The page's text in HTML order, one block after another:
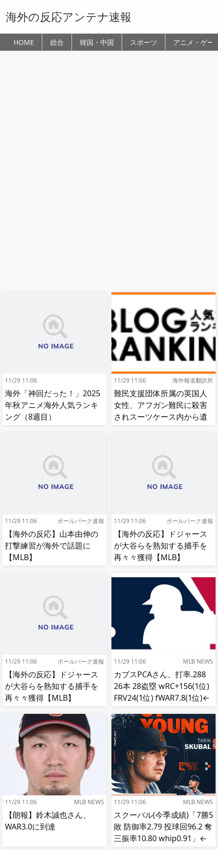
海外の反応アンテナ速報
HOME 総合 韓国・中国 スポーツ アニメ・ゲー
11/29 11:06
海外「神回だった！」2025
年秋アニメ海外人気ランキ
ング（8週目）
11/29 11:06 海外報道翻訳所
難民支援団体所属の英国人
女性、アフガン難民に殺害
されスーツケース内から遺
11/29 11:06 ボールパーク速報
【海外の反応】山本由伸の
打撃練習が海外で話題に
【MLB】
11/29 11:06 ボールパーク速報
【海外の反応】ドジャース
が大谷らを熟知する捕手を
再々々獲得【MLB】
11/29 11:06 ボールパーク速報
【海外の反応】ドジャース
が大谷らを熟知する捕手を
再々々獲得【MLB】
11/29 11:06 MLB NEWS
カブスPCAさん、打率.288
26本 28盗塁 wRC+156(1位)
FRV24(1位) fWAR7.8(1位)←
11/29 11:06 MLB NEWS
【朗報】鈴木誠也さん、
WAR3.0に到達
11/29 11:06 MLB NEWS
スクーバル(今季成績)「7勝5
敗 防御率2.79 投球回96.2 奪
三振率10.80 whip0.91」←